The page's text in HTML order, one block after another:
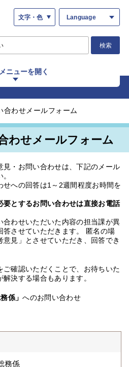
文字・色 Language
検索
メニューを開く
合わせメールフォーム
わせメールフォーム
見・お問い合わせは、下記のメール
せへの回答は1～2週間程度お時間を
要とするお問い合わせは直接お電話
合わせいただいた内容の担当課が異
答させていただきます。 匿名の場
見」とさせていただき、回答でき
ご確認いただくことで、お待ちいた
決する場合もあります。
係」へのお問い合わせ
務係